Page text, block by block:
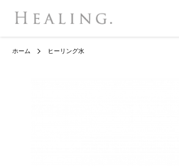
ホーム ヒーリング水